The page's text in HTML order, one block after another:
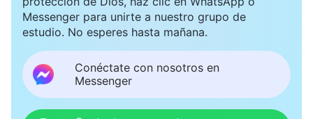
esposo sacudió la cabeza con impotencia al ver
que me negaba obstinadamente a escuchar, y no
dijo nada más.
Messenger para unirte a nuestro grupo de
estudio. No esperes hasta mañana.
Conéctate con nosotros en
Messenger